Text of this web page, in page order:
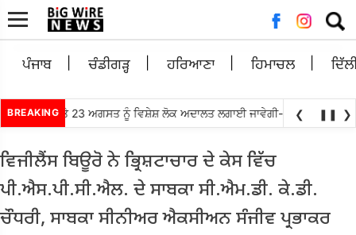
for:
ਪੰਜਾਬ ਚੰਡੀਗੜ੍ਹ ਹਰਿਆਣਾ ਹਿਮਾਚਲ
BREAKING
22 ਅਤੇ 23 ਅਗਸਤ ਨੂੰ ਵਿਸ਼ੇਸ਼ ਲੋਕ ਅਦਾਲਤ ਲਗਾਈ ਜਾਵੇਗੀ- ਮਾਣਯੋਗ ਜਿਲ੍ਹਾ
❮ ❚❚ ❯
ਵਿਜੀਲੈਂਸ ਬਿਊਰੋ ਨੇ ਭ੍ਰਿਸ਼ਟਾਚਾਰ ਦੇ ਕੇਸ ਵਿੱਚ
ਪੀ.ਐਸ.ਪੀ.ਸੀ.ਐਲ. ਦੇ ਸਾਬਕਾ ਸੀ.ਐਮ.ਡੀ. ਕੇ.ਡੀ.
ਚੌਧਰੀ, ਸਾਬਕਾ ਸੀਨੀਅਰ ਐਕਸੀਅਨ ਸੰਜੀਵ ਪ੍ਰਭਾਕਰ